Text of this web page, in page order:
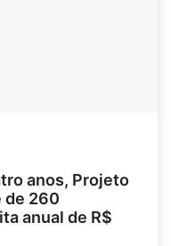
anos, Projeto
de 260
anual de R$